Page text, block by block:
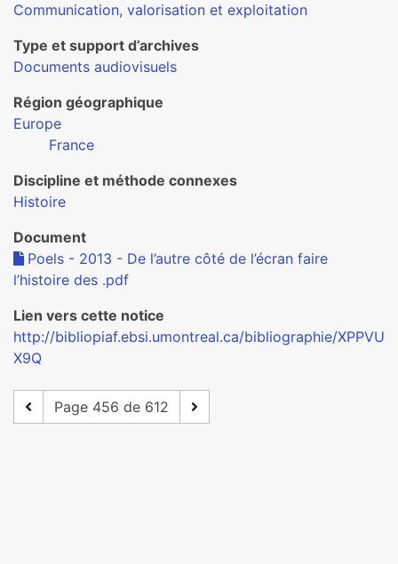
Communication, valorisation et exploitation
Type et support d’archives
Documents audiovisuels
Région géographique
Europe
France
Discipline et méthode connexes
Histoire
Document
Poels - 2013 - De l’autre côté de l’écran faire
l’histoire des .pdf
Lien vers cette notice
http://bibliopiaf.ebsi.umontreal.ca/bibliographie/XPPVU
X9Q
Page 456 de 612